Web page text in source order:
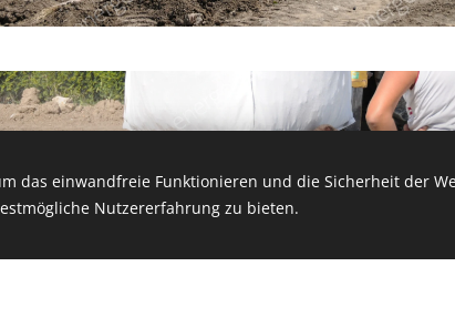
das einwandfreie Funktionieren und die Sicherheit der
Nutzererfahrung zu bieten.